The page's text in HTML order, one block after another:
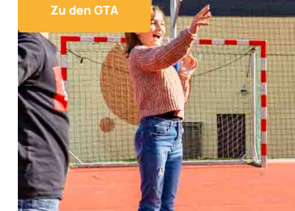
Zu den GTA